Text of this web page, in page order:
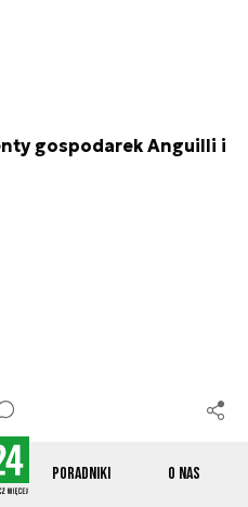
Poradniki O nas
gospodarek Anguilli i
konta na